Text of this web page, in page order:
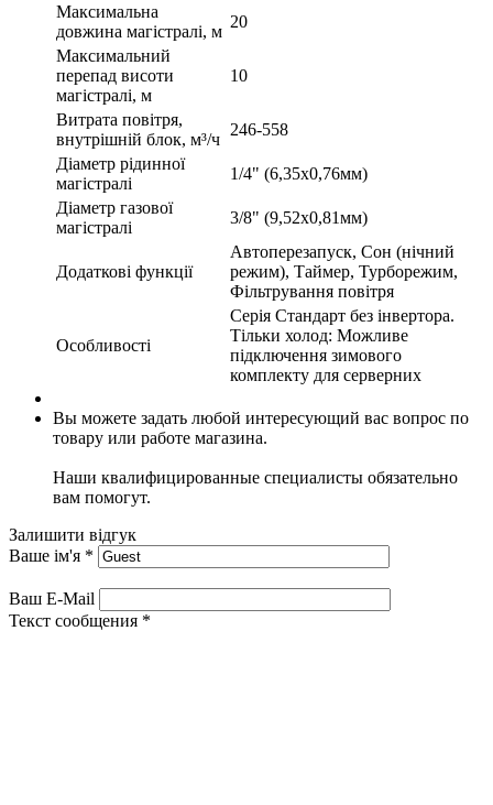
Максимальна
довжина магістралі, м
20
Максимальний
перепад висоти
магістралі, м
10
Витрата повітря,
внутрішній блок, м³/ч
246-558
Діаметр рідинної
магістралі
1/4" (6,35х0,76мм)
Діаметр газової
магістралі
3/8" (9,52х0,81мм)
Додаткові функції
Автоперезапуск, Сон (нічний
режим), Таймер, Турборежим,
Фільтрування повітря
Особливості
Серія Стандарт без інвертора.
Тільки холод: Можливе
підключення зимового
комплекту для серверних
Вы можете задать любой интересующий вас вопрос по
товару или работе магазина.
Наши квалифицированные специалисты обязательно
вам помогут.
Залишити відгук
Ваше ім'я *
Ваш E-Mail
Текст сообщения *